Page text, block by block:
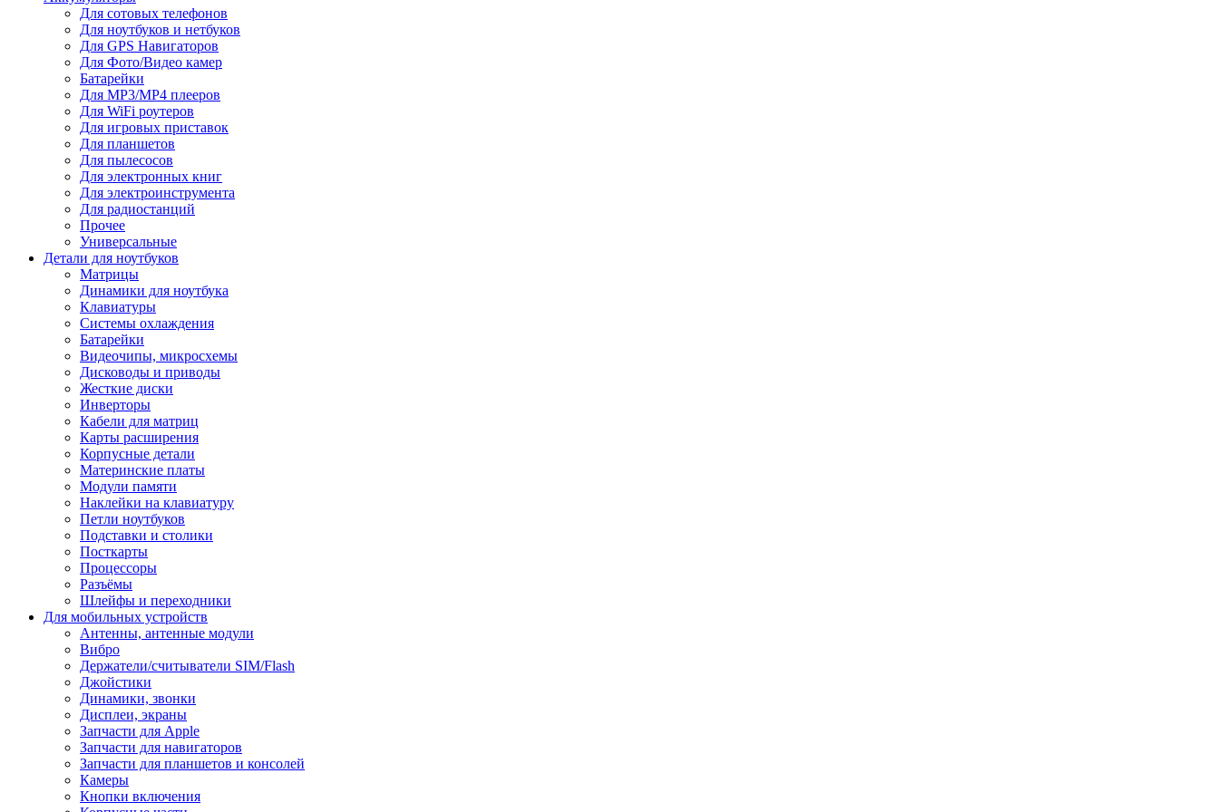
Для сотовых телефонов
Для ноутбуков и нетбуков
Для GPS Навигаторов
Для Фото/Видео камер
Батарейки
Для MP3/MP4 плееров
Для WiFi роутеров
Для игровых приставок
Для планшетов
Для пылесосов
Для электронных книг
Для электроинструмента
Для радиостанций
Прочее
Универсальные
Детали для ноутбуков
Матрицы
Динамики для ноутбука
Клавиатуры
Системы охлаждения
Батарейки
Видеочипы, микросхемы
Дисководы и приводы
Жесткие диски
Инверторы
Кабели для матриц
Карты расширения
Корпусные детали
Материнские платы
Модули памяти
Наклейки на клавиатуру
Петли ноутбуков
Подставки и столики
Посткарты
Процессоры
Разъёмы
Шлейфы и переходники
Для мобильных устройств
Антенны, антенные модули
Вибро
Держатели/считыватели SIM/Flash
Джойстики
Динамики, звонки
Дисплеи, экраны
Запчасти для Apple
Запчасти для навигаторов
Запчасти для планшетов и консолей
Камеры
Кнопки включения